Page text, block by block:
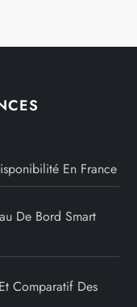
En France
De Bord Smart
Comparatif Des